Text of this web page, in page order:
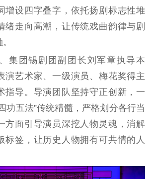
红色资源保护利
用
全民阅读
出版监管
扫黄打非
电影工作
创作 电影市场
要闻 学习在线
增设四字叠字，依托扬剧标志性堆
绪走向高潮，让传统戏曲韵律与剧
团锡剧团副团长刘军章执导本
演艺术家、一级演员、梅花奖得主
指导。导演团队坚持守正创新，一
功五法”传统精髓，严格划分各行当
方面引导演员深挖人物灵魂，消解
标签，让历史人物拥有可共情的人